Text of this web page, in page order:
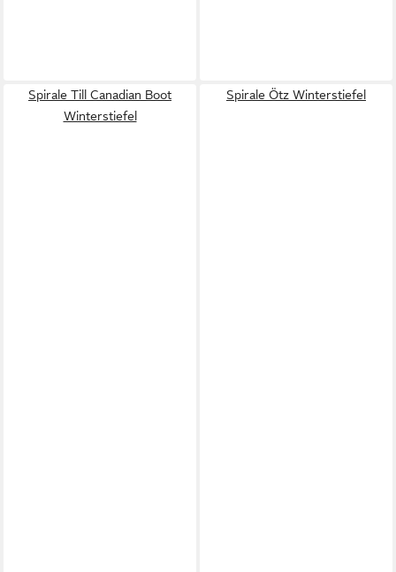
Spirale Till Canadian Boot
Winterstiefel
Spirale Ötz Winterstiefel